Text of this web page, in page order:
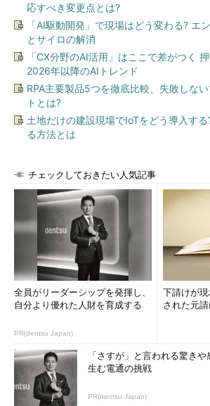
て、コンピュータ自身もしくはログオン中
の対象となるコンピュータやユーザーかど
なっている場合は、ポリシー・ファイルと
HKEY_LOCAL_MACHINE／
設定／削除する。基本的にはこれだけの仕
システム・ポリシーの利点と欠点
こうして見ると、システム・ポリシーと同
ステム・ポリシーには大きな利点がある。
場合で考えてみると、次のような利点がある
システム・ポリシーの利点
システム・ポリシーの利点としては次の
る。
■コスト
OS の標準機能であり、動作に必要な
そろっている。
現在のユーザーがポリシーの適用対象
かなどの動作ロジックはシステムが面
で、作成・動作テストは比較的簡単に
応すべき変更点とは?
「AI駆動開発」で現場はどう変わる? エ
とサイロの解消
「CX分野のAI活用」はここで差がつく
2026年以降のAIトレンド
RPA主要製品5つを徹底比較、失敗しな
トとは?
土地だけの建設現場でIoTをどう導入す
る方法とは
チェックしておきたい人気記事
全員がリーダーシップを発揮し、
自分より優れた人財を育成する
PR(dentsu Japan)
下請けが
された元
「さすが」と言われる驚き
生む電通の挑戦
PR(dentsu Japan)